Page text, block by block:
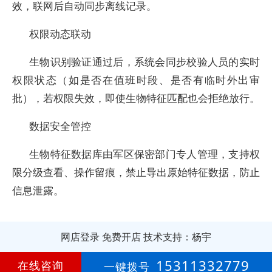
效，联网后自动同步离线记录。
权限动态联动
生物识别验证通过后，系统会同步校验人员的实时
权限状态（如是否在值班时段、是否有临时外出审
批），若权限失效，即使生物特征匹配也会拒绝放行。
数据安全管控
生物特征数据库由军区保密部门专人管理，支持权
限分级查看、操作留痕，禁止导出原始特征数据，防止
信息泄露。
网店登录 免费开店技术支持：杨宇
第3年
在线咨询 一键拨号 15311332779